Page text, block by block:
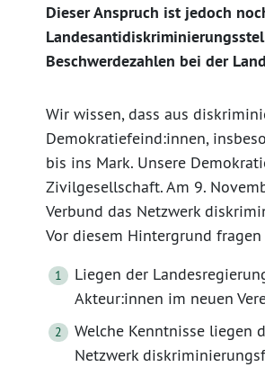
Dieser Anspruch ist jedoch
Beschwerdezahlen bei der
Wir wissen, dass aus
Demokratiefeind:innen,
bis ins Mark. Unsere
Zivilgesellschaft. Am 9.
Verbund das Netzwerk
Vor diesem Hintergrund
Liegen der
Akteur:innen im neuen
Welche Kenntnisse liegen
Netzwerk